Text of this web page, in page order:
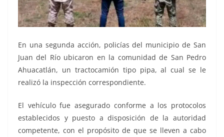
En una segunda acción, policías del municipio de San
Juan del Río ubicaron en la comunidad de San Pedro
Ahuacatlán, un tractocamión tipo pipa, al cual se le
realizó la inspección correspondiente.
El vehículo fue asegurado conforme a los protocolos
establecidos y puesto a disposición de la autoridad
competente, con el propósito de que se lleven a cabo